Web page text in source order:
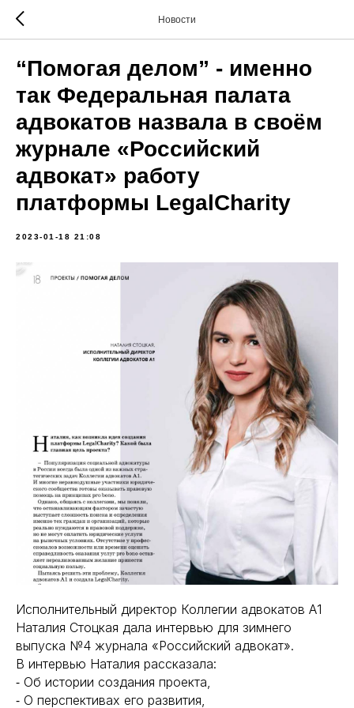
Новости
“Помогая делом” - именно
так Федеральная палата
адвокатов назвала в своём
журнале «Российский
адвокат» работу
платформы LegalCharity
2023-01-18 21:08
Исполнительный директор Коллегии адвокатов А1
Наталия Стоцкая дала интервью для зимнего
выпуска №4 журнала «Российский адвокат».
В интервью Наталия рассказала:
⁃ Об истории создания проекта,
⁃ О перспективах его развития,